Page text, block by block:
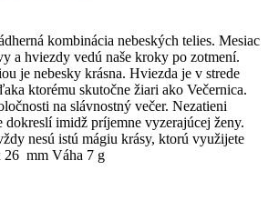
kombinácia nebeských telies. Mesiac
a hviezdy vedú naše kroky po zotmení.
je nebesky krásna. Hviezda je v strede
ktorému skutočne žiari ako Večernica.
na slávnostný večer. Nezatieni
dokreslí imidž príjemne vyzerajúcej ženy.
nesú istú mágiu krásy, ktorú využijete
26 mm Váha 7 g